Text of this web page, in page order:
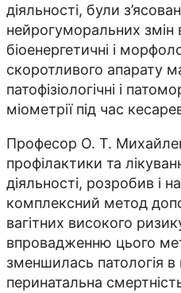
діяльності, були
нейрогуморальних змін
біоенергетичні і
скоротливого апарату
патофізіологічні і
міометрії під час
Професор О. Т.
профілактики та
діяльності, розробив і
комплексний метод
вагітних високого
впровадженню цього
зменшилась патологія в
перинатальна